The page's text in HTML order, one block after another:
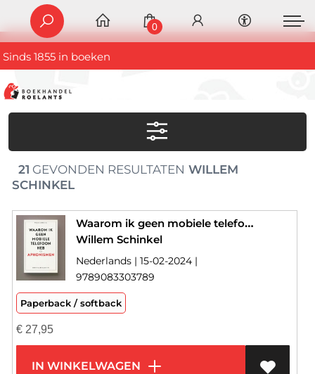
Sinds 1855 in boeken
0
21 GEVONDEN RESULTATEN WILLEM
SCHINKEL
Waarom ik geen mobiele telefoon heb
Willem Schinkel
Nederlands | 15-02-2024 |
9789083303789
Paperback / softback
€27,95
IN WINKELWAGEN